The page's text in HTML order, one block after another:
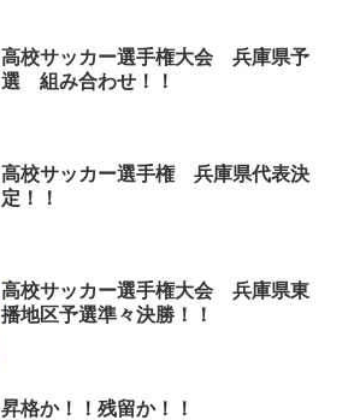
高校サッカー選手権大会 兵庫県予
選 組み合わせ！！
高校サッカー選手権 兵庫県代表決
定！！
高校サッカー選手権大会 兵庫県東
播地区予選準々決勝！！
昇格か！！残留か！！